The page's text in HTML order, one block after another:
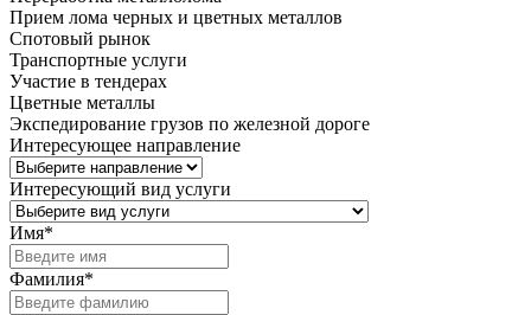
Прием лома черных и цветных металлов
Спотовый рынок
Транспортные услуги
Участие в тендерах
Цветные металлы
Экспедирование грузов по железной дороге
Интересующее направление
Интересующий вид услуги
Имя*
Фамилия*